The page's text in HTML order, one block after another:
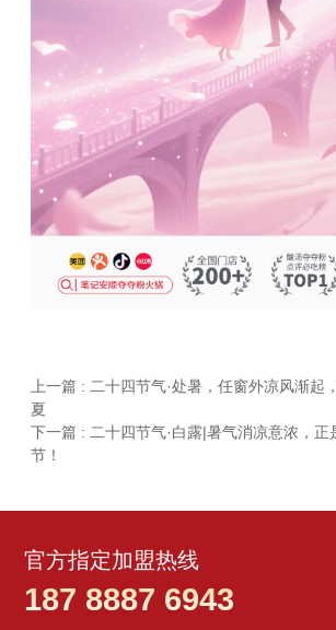
上一篇 : 二十四节气·处暑，任窗外凉风渐起
夏
下一篇 : 二十四节气·白露|暑气消凉意浓，正
节！
官方指定加盟热线
187 8887 6943